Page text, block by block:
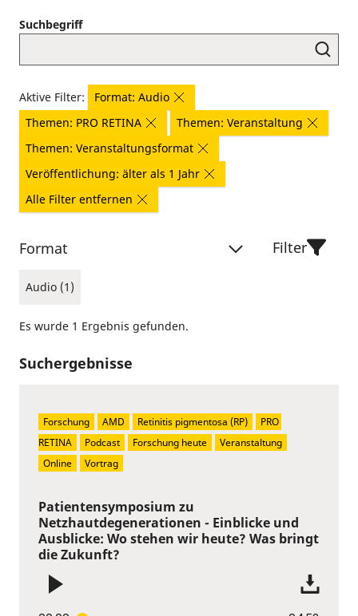
Suchbegriff
Aktive Filter:
Format: Audio
Themen: PRO RETINA
Themen: Veranstaltung
Themen: Veranstaltungsformat
Veröffentlichung: älter als 1 Jahr
Alle Filter entfernen
Format
Audio (1)
Filter
Es wurde 1 Ergebnis gefunden.
Suchergebnisse
Patientensymposium zu
Netzhautdegenerationen - Einblicke und
Ausblicke: Wo stehen wir heute? Was bringt
die Zukunft?
Forschung AMD Retinitis pigmentosa (RP)
PRO
RETINA
Podcast Forschung heute
Veranstaltung
Online
Vortrag